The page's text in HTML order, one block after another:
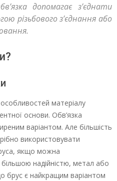
допомагає з’єднати
різьбового з’єднання або
матеріалу
основи. Обв’язка
варіантом. Але більшість
використовувати
якщо можна
надійністю, метал або
брус є найкращим варіантом